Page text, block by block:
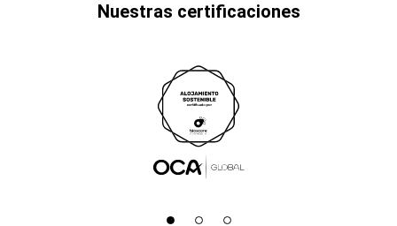
Nuestras certificaciones